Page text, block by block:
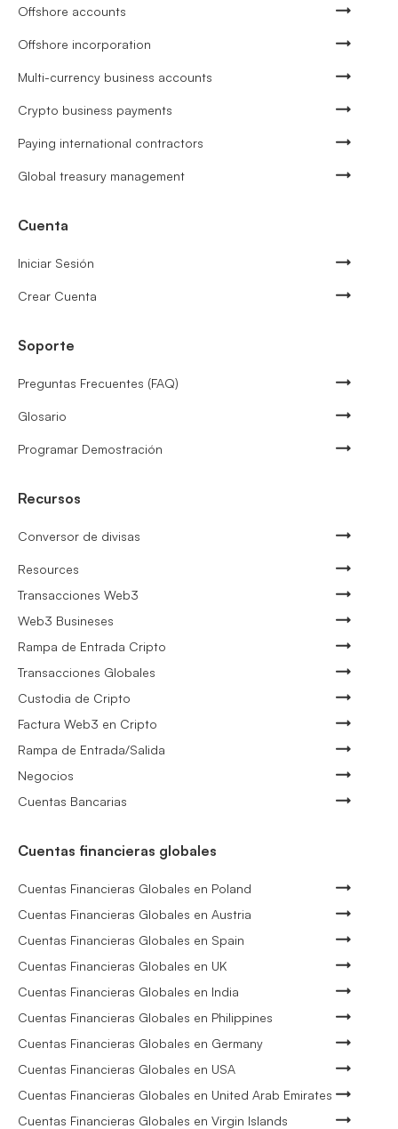
Offshore accounts
Offshore incorporation
Multi-currency business accounts
Crypto business payments
Paying international contractors
Global treasury management
Cuenta
Iniciar Sesión
Crear Cuenta
Soporte
Preguntas Frecuentes (FAQ)
Glosario
Programar Demostración
Recursos
Conversor de divisas
Resources
Transacciones Web3
Web3 Busineses
Rampa de Entrada Cripto
Transacciones Globales
Custodia de Cripto
Factura Web3 en Cripto
Rampa de Entrada/Salida
Negocios
Cuentas Bancarias
Cuentas financieras globales
Cuentas Financieras Globales en Poland
Cuentas Financieras Globales en Austria
Cuentas Financieras Globales en Spain
Cuentas Financieras Globales en UK
Cuentas Financieras Globales en India
Cuentas Financieras Globales en Philippines
Cuentas Financieras Globales en Germany
Cuentas Financieras Globales en USA
Cuentas Financieras Globales en United Arab Emirates
Cuentas Financieras Globales en Virgin Islands